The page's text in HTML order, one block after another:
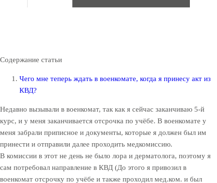
Содержание статьи
Чего мне теперь ждать в военкомате, когда я принесу акт из
КВД?
Недавно вызывали в военкомат, так как я сейчас заканчиваю 5-й
курс, и у меня заканчивается отсрочка по учёбе. В военкомате у
меня забрали приписное и документы, которые я должен был им
принести и отправили далее проходить медкомиссию.
В комиссии в этот не день не было лора и дерматолога, поэтому я
сам потребовал направление в КВД (До этого я привозил в
военкомат отсрочку по учёбе и также проходил мед.ком. и был